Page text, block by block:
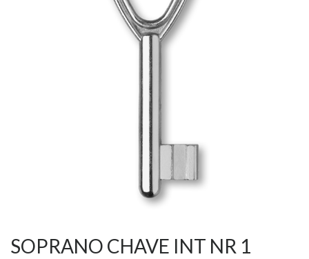
SOPRANO CHAVE INT NR 1